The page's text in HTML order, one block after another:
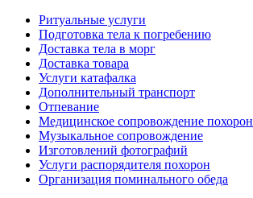
Ритуальные услуги
Подготовка тела к погребению
Доставка тела в морг
Доставка товара
Услуги катафалка
Дополнительный транспорт
Отпевание
Медицинское сопровождение похорон
Музыкальное сопровождение
Изготовлений фотографий
Услуги распорядителя похорон
Организация поминального обеда